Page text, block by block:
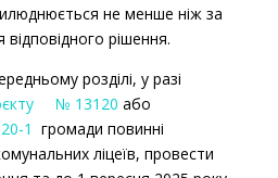
не менше ніж за
рішення.
розділі, у разі
№ 13120 або
1 громади повинні
ліцеїв, провести